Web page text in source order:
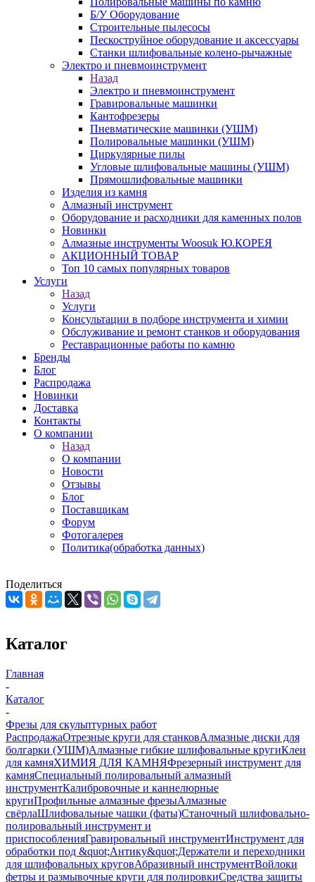
Б/У Оборудование
Строительные пылесосы
Пескоструйное оборудование и аксессуары
Станки шлифовальные колено-рычажные
Электро и пневмоинструмент
Назад
Электро и пневмоинструмент
Гравировальные машинки
Кантофрезеры
Пневматические машинки (УШМ)
Полировальные машинки (УШМ)
Циркулярные пилы
Угловые шлифовальные машины (УШМ)
Прямошлифовальные машинки
Изделия из камня
Алмазный инструмент
Оборудование и расходники для каменных полов
Новинки
Алмазные инструменты Woosuk Ю.КОРЕЯ
АКЦИОННЫЙ ТОВАР
Топ 10 самых популярных товаров
Услуги
Назад
Услуги
Консультации в подборе инструмента и химии
Обслуживание и ремонт станков и оборудования
Реставрационные работы по камню
Бренды
Блог
Распродажа
Новинки
Доставка
Контакты
О компании
Назад
О компании
Новости
Отзывы
Блог
Поставщикам
Форум
Фотогалерея
Политика(обработка данных)
Поделиться
Каталог
Главная
-
Каталог
-
Фрезы для скульптурных работ
РаспродажаОтрезные круги для станковАлмазные диски для
болгарки (УШМ)Алмазные гибкие шлифовальные кругиКлеи
для камняХИМИЯ ДЛЯ КАМНЯФрезерный инструмент для
камняСпециальный полировальный алмазный
инструментКалибровочные и каннелюрные
кругиПрофильные алмазные фрезыАлмазные
свёрлаШлифовальные чашки (фаты)Станочный шлифовально-
полировальный инструмент и
приспособленияГравировальный инструментИнструмент для
обработки под &quot;Антику&quot;Держатели и переходники
для шлифовальных круговАбразивный инструментВойлоки
фетры и размывочные круги для полировкиСредства защиты